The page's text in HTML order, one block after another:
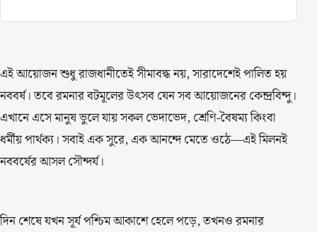
এই আয়োজন শুধু রাজধানীতেই সীমাবদ্ধ নয়, সারাদেশেই পালিত হয়
নববর্ষ। তবে রমনার বটমূলের উৎসব যেন সব আয়োজনের কেন্দ্রবিন্দু।
এখানে এসে মানুষ ভুলে যায় সকল ভেদাভেদ, শ্রেণি-বৈষম্য কিংবা
ধর্মীয় পার্থক্য। সবাই এক সুরে, এক আনন্দে মেতে ওঠে—এই মিলনই
নববর্ষের আসল সৌন্দর্য।
দিন শেষে যখন সূর্য পশ্চিম আকাশে হেলে পড়ে, তখনও রমনার